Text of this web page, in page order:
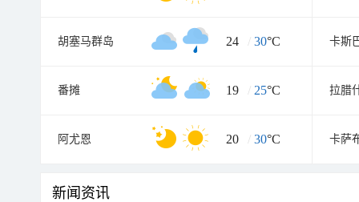
胡塞马群岛 24 / 30°C 卡斯
番摊 19 / 25°C 拉腊
阿尤恩 20 / 30°C 卡萨
新闻资讯